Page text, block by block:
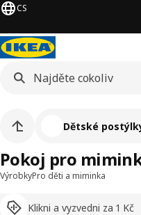
CS
VýrobkyPro děti a miminka
Klikni a vyzvedni za 1 Kč
Pokoj pro
Dětské